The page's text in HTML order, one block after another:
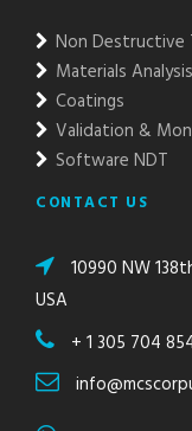
Non Destructive
Materials Analysis
Coatings
Validation &
Software NDT
CONTACT US
10990 NW
USA
+ 1 305 704